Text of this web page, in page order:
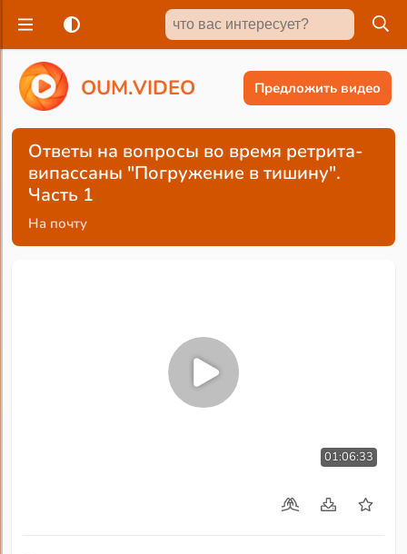
OUM.VIDEO Предложить видео
Ответы на вопросы во время ретрита-
випассаны "Погружение в тишину".
Часть 1
На почту
01:06:33